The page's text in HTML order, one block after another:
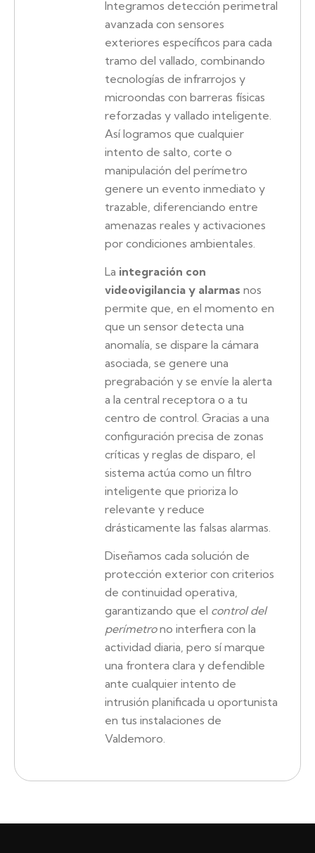
Integramos detección perimetral
avanzada con sensores
exteriores específicos para cada
tramo del vallado, combinando
tecnologías de infrarrojos y
microondas con barreras físicas
reforzadas y vallado inteligente.
Así logramos que cualquier
intento de salto, corte o
manipulación del perímetro
genere un evento inmediato y
trazable, diferenciando entre
amenazas reales y activaciones
por condiciones ambientales.
La integración con
videovigilancia y alarmas nos
permite que, en el momento en
que un sensor detecta una
anomalía, se dispare la cámara
asociada, se genere una
pregrabación y se envíe la alerta
a la central receptora o a tu
centro de control. Gracias a una
configuración precisa de zonas
críticas y reglas de disparo, el
sistema actúa como un filtro
inteligente que prioriza lo
relevante y reduce
drásticamente las falsas alarmas.
Diseñamos cada solución de
protección exterior con criterios
de continuidad operativa,
garantizando que el control del
perímetrono interfiera con la
actividad diaria, pero sí marque
una frontera clara y defendible
ante cualquier intento de
intrusión planificada u oportunista
en tus instalaciones de
Valdemoro.